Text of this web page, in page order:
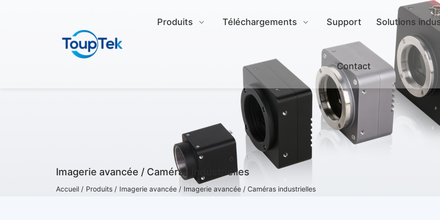
Produits Téléchargements Support Solutions
Contact
Imagerie avancée / Caméras industrielles
Accueil / Produits / Imagerie avancée / Imagerie avancée / Caméras industrielles